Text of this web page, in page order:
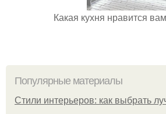
Какая кухня нравится
Популярные материалы
Стили интерьеров: как выбрать